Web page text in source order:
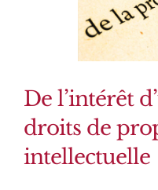
De l’intérêt
droits de
intellectuelle